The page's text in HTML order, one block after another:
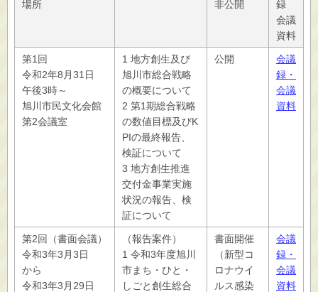
場所
非公開
録
会議
資料
第1回
令和2年8月31日
午後3時～
旭川市民文化会館
第2会議室
1 地方創生及び
旭川市総合戦略
の概要について
2 第1期総合戦略
の数値目標及びK
PIの最終報告、
検証について
3 地方創生推進
交付金事業実施
状況の報告、検
証について
公開
会議
録・
会議
資料
第2回（書面会議）
令和3年3月3日
から
令和3年3月29日
（報告案件）
1 令和3年度旭川
市まち・ひと・
しごと創生総合
書面開催
（新型コ
ロナウイ
ルス感染
会議
録・
会議
資料